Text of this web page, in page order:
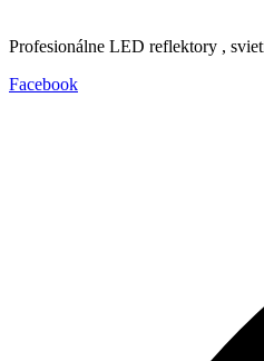
Profesionálne LED reflektory ,
Facebook